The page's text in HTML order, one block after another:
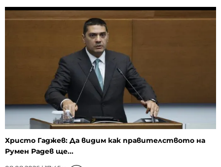
Христо Гаджев: Да видим как правителството на
Румен Радев ще...